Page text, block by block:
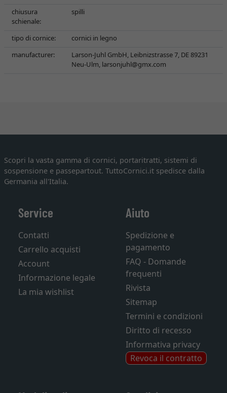
chiusura
schienale:
spilli
tipo di cornice:
cornici in legno
manufacturer:
Larson-Juhl GmbH, Leibnizstrasse 7, DE 89231
Neu-Ulm, larsonjuhl@gmx.com
Scopri la vasta gamma di cornici, portaritratti, sistemi di
sospensione e passepartout. TuttoCornici.it spedisce dalla
Germania all'Italia.
Service
Contatti
Carrello acquisti
Account
Informazione legale
La mia wishlist
Aiuto
Spedizione e
pagamento
FAQ - Domande
frequenti
Rivista
Sitemap
Termini e condizioni
Diritto di recesso
Informativa privacy
Revoca il contratto